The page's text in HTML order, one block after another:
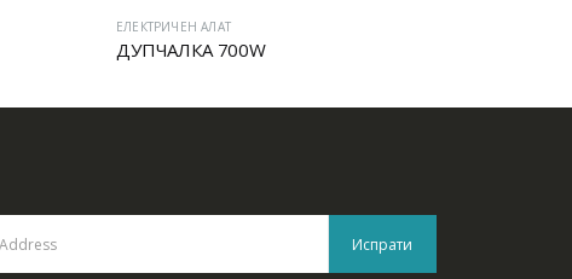
ЕЛЕКТРИЧЕН АЛАТ
ДУПЧАЛКА 700W